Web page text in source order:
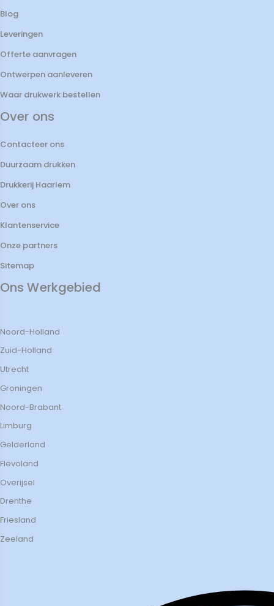
Blog
Leveringen
Offerte aanvragen
Ontwerpen aanleveren
Waar drukwerk bestellen
Over ons
Contacteer ons
Duurzaam drukken
Drukkerij Haarlem
Over ons
Klantenservice
Onze partners
Sitemap
Ons Werkgebied
Noord-Holland
Zuid-Holland
Utrecht
Groningen
Noord-Brabant
Limburg
Gelderland
Flevoland
Overijsel
Drenthe
Friesland
Zeeland